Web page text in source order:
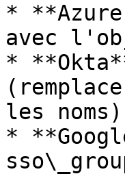
*
avec
*
les noms)
*